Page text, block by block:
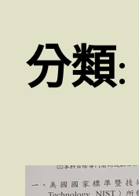
分類: